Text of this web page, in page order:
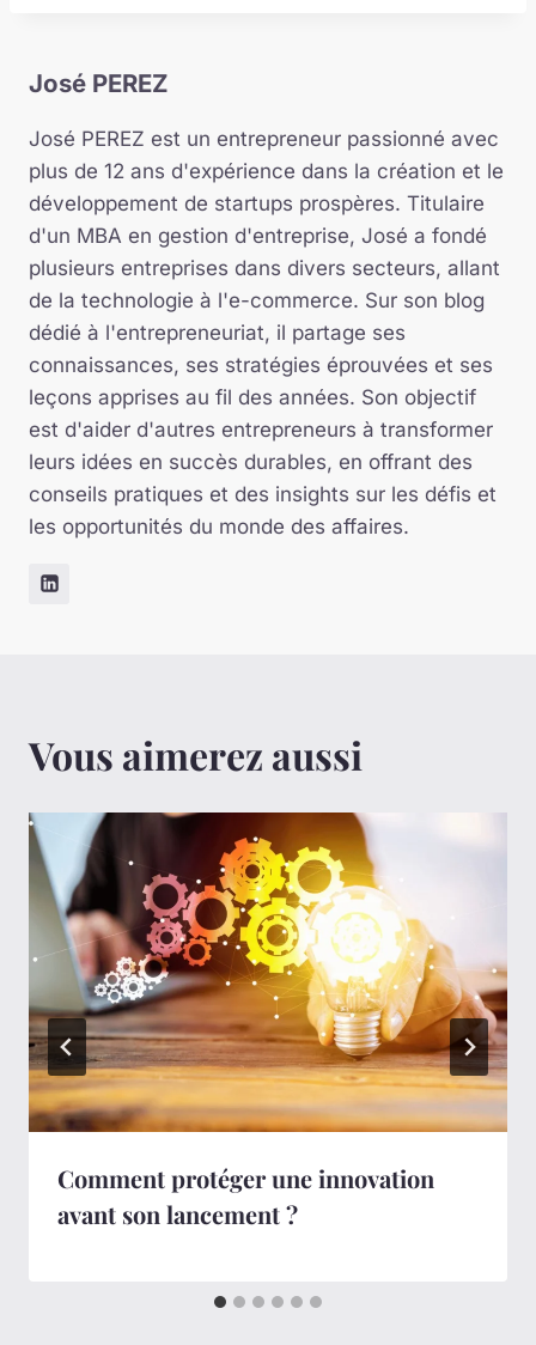
José PEREZ
José PEREZ est un entrepreneur passionné avec
plus de 12 ans d'expérience dans la création et le
développement de startups prospères. Titulaire
d'un MBA en gestion d'entreprise, José a fondé
plusieurs entreprises dans divers secteurs, allant
de la technologie à l'e-commerce. Sur son blog
dédié à l'entrepreneuriat, il partage ses
connaissances, ses stratégies éprouvées et ses
leçons apprises au fil des années. Son objectif
est d'aider d'autres entrepreneurs à transformer
leurs idées en succès durables, en offrant des
conseils pratiques et des insights sur les défis et
les opportunités du monde des affaires.
Vous aimerez aussi
Comment protéger une innovation
avant son lancement ?